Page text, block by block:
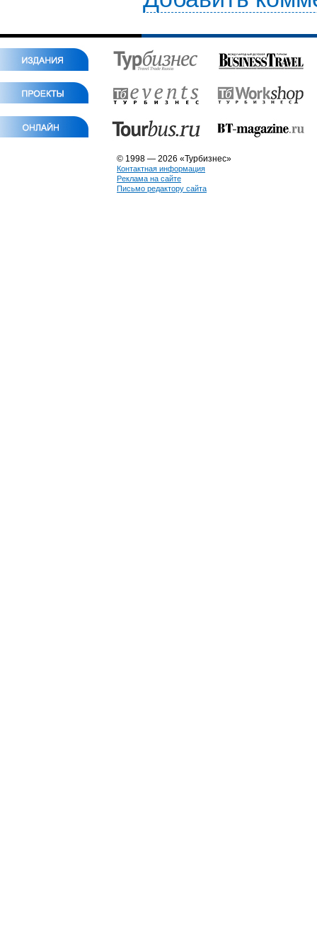
© 1998 — 2026 «Турбизнес»
Контактная информация
Реклама на сайте
Письмо редактору сайта